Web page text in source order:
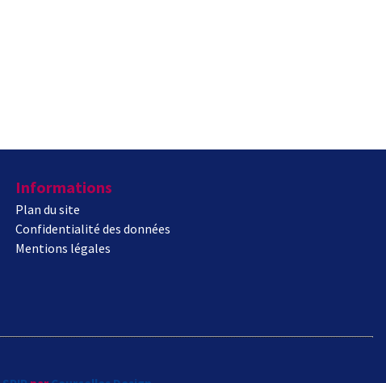
Informations
Plan du site
Confidentialité des données
Mentions légales